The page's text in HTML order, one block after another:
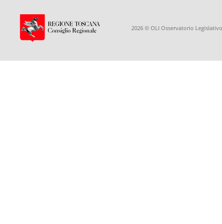
2026 © OLI Osservatorio